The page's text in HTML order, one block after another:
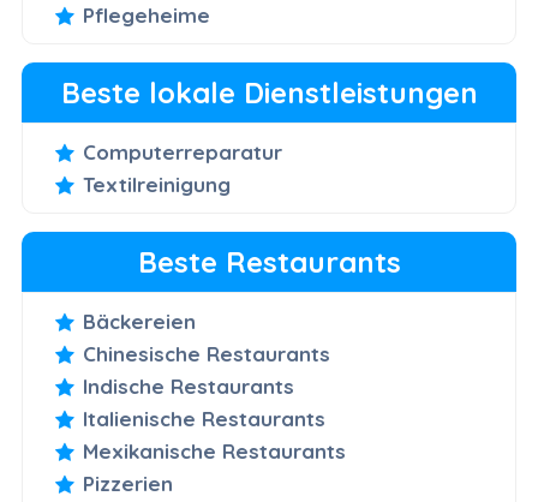
Pflegeheime
Beste lokale Dienstleistungen
Computerreparatur
Textilreinigung
Beste Restaurants
Bäckereien
Chinesische Restaurants
Indische Restaurants
Italienische Restaurants
Mexikanische Restaurants
Pizzerien